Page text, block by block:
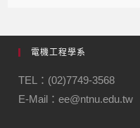
電機工程學系
TEL：(02)7749-3568
E-Mail：ee@ntnu.edu.tw